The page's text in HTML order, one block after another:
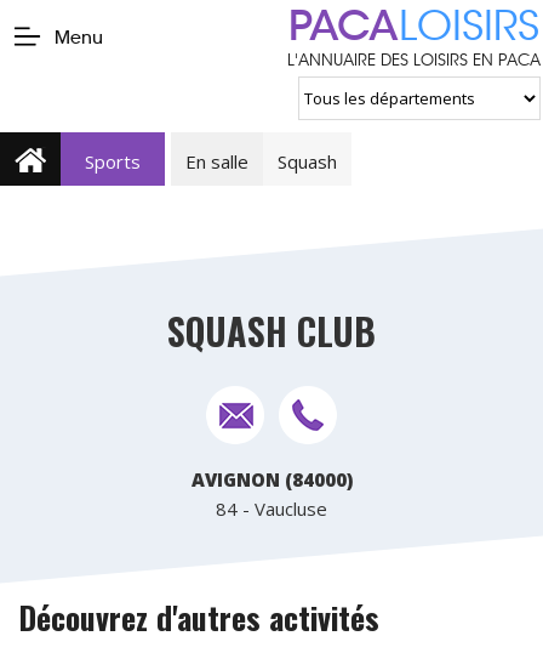
Menu PACALOISIRS
L'ANNUAIRE DES LOISIRS EN PACA
Sports En salle Squash
SQUASH CLUB
AVIGNON (84000)
84 - Vaucluse
Découvrez d'autres activités